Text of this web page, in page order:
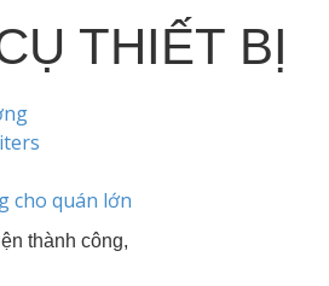
THIẾT BỊ
cho quán lớn
thành công,